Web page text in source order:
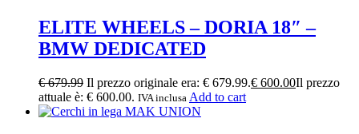
ELITE WHEELS – DORIA 18″ –
BMW DEDICATED
€679.99 Il prezzo originale era: € 679.99.€ 600.00Il prezzo
attuale è: € 600.00. IVA inclusa Add to cart